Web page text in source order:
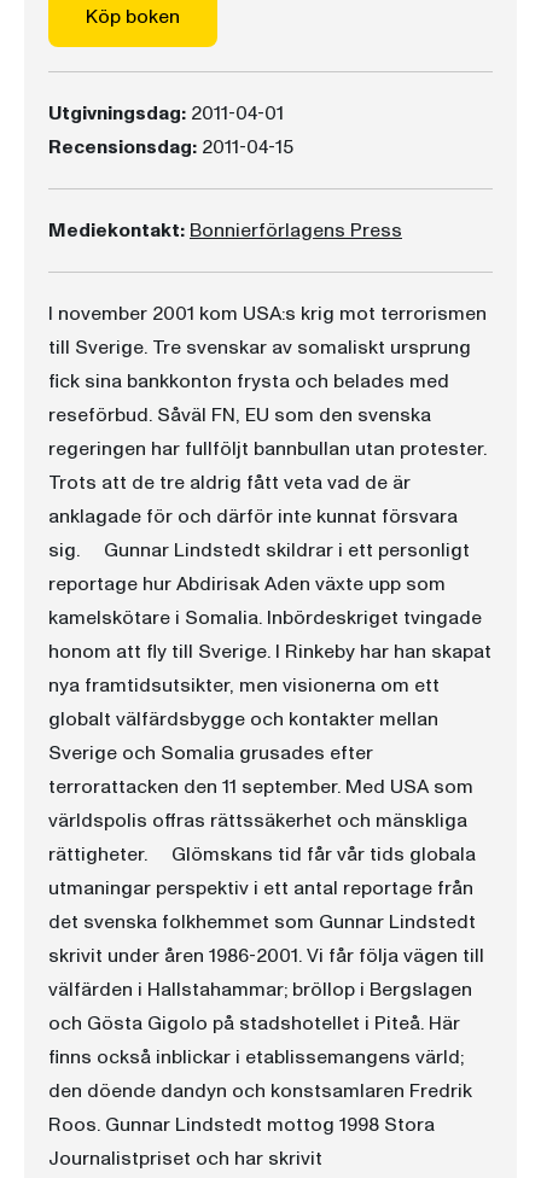
Köp boken
Utgivningsdag: 2011-04-01
Recensionsdag: 2011-04-15
Mediekontakt: Bonnierförlagens Press
I november 2001 kom USA:s krig mot terrorismen
till Sverige. Tre svenskar av somaliskt ursprung
fick sina bankkonton frysta och belades med
reseförbud. Såväl FN, EU som den svenska
regeringen har fullföljt bannbullan utan protester.
Trots att de tre aldrig fått veta vad de är
anklagade för och därför inte kunnat försvara
sig. Gunnar Lindstedt skildrar i ett personligt
reportage hur Abdirisak Aden växte upp som
kamelskötare i Somalia. Inbördeskriget tvingade
honom att fly till Sverige. I Rinkeby har han skapat
nya framtidsutsikter, men visionerna om ett
globalt välfärdsbygge och kontakter mellan
Sverige och Somalia grusades efter
terrorattacken den 11 september. Med USA som
världspolis offras rättssäkerhet och mänskliga
rättigheter. Glömskans tid får vår tids globala
utmaningar perspektiv i ett antal reportage från
det svenska folkhemmet som Gunnar Lindstedt
skrivit under åren 1986-2001. Vi får följa vägen till
välfärden i Hallstahammar; bröllop i Bergslagen
och Gösta Gigolo på stadshotellet i Piteå. Här
finns också inblickar i etablissemangens värld;
den döende dandyn och konstsamlaren Fredrik
Roos. Gunnar Lindstedt mottog 1998 Stora
Journalistpriset och har skrivit